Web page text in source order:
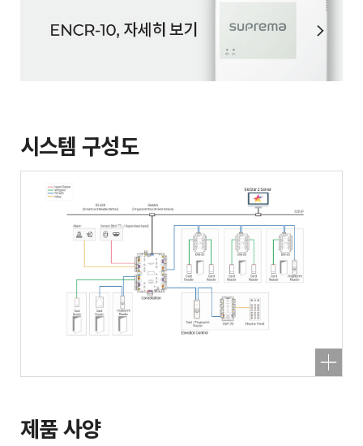
시스템 구성도
제품 사양